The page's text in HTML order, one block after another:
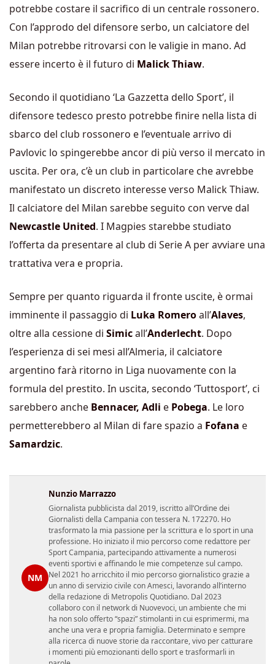
potrebbe costare il sacrifico di un centrale rossonero.
Con l’approdo del difensore serbo, un calciatore del
Milan potrebbe ritrovarsi con le valigie in mano. Ad
essere incerto è il futuro di Malick Thiaw.
Secondo il quotidiano ‘La Gazzetta dello Sport’, il
difensore tedesco presto potrebbe finire nella lista di
sbarco del club rossonero e l’eventuale arrivo di
Pavlovic lo spingerebbe ancor di più verso il mercato in
uscita. Per ora, c’è un club in particolare che avrebbe
manifestato un discreto interesse verso Malick Thiaw.
Il calciatore del Milan sarebbe seguito con verve dal
Newcastle United. I Magpies starebbe studiato
l’offerta da presentare al club di Serie A per avviare una
trattativa vera e propria.
Sempre per quanto riguarda il fronte uscite, è ormai
imminente il passaggio di Luka Romeroall’Alaves,
oltre alla cessione di Simicall’Anderlecht. Dopo
l’esperienza di sei mesi all’Almeria, il calciatore
argentino farà ritorno in Liga nuovamente con la
formula del prestito. In uscita, secondo ‘Tuttosport’, ci
sarebbero anche Bennacer, Adli e Pobega. Le loro
permetterebbero al Milan di fare spazio a Fofana e
Samardzic.
NM
Nunzio Marrazzo
Giornalista pubblicista dal 2019, iscritto all’Ordine dei
Giornalisti della Campania con tessera N. 172270. Ho
trasformato la mia passione per la scrittura e lo sport in una
professione. Ho iniziato il mio percorso come redattore per
Sport Campania, partecipando attivamente a numerosi
eventi sportivi e affinando le mie competenze sul campo.
Nel 2021 ho arricchito il mio percorso giornalistico grazie a
un anno di servizio civile con Amesci, lavorando all’interno
della redazione di Metropolis Quotidiano. Dal 2023
collaboro con il network di Nuovevoci, un ambiente che mi
ha non solo offerto “spazi” stimolanti in cui esprimermi, ma
anche una vera e propria famiglia. Determinato e sempre
alla ricerca di nuove storie da raccontare, vivo per catturare
i momenti più emozionanti dello sport e trasformarli in